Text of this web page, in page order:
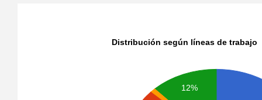
Distribución según líneas de trabajo
12%